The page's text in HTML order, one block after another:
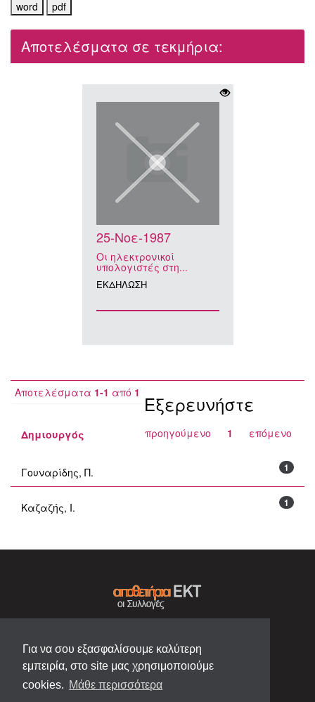
Για να σου εξασφαλίσουμε καλύτερη
εμπειρία, στο site μας χρησιμοποιούμε
cookies. Μάθε περισσότερα
Αποτελέσματα σε τεκμήρια:
25-Νοε-1987
Οι ηλεκτρονικοί
υπολογιστές στη...
ΕΚΔΗΛΩΣΗ
Αποτελέσματα 1-1 από 1
προηγούμενο 1 επόμενο
Εξερευνήστε
Δημιουργός
1
Γουναρίδης, Π.
1
Καζαζής, Ι.